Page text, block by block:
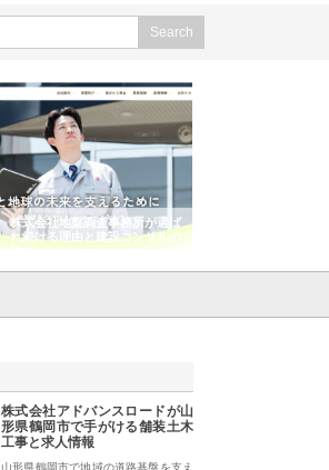
株式会社地盤調査事務所が選ば
れ続ける理由と建設コンサルの
強み
株式会社アドバンスロードが山
形県鶴岡市で手がける舗装土木
工事と求人情報
山形県鶴岡市で地域の道路基盤を支え